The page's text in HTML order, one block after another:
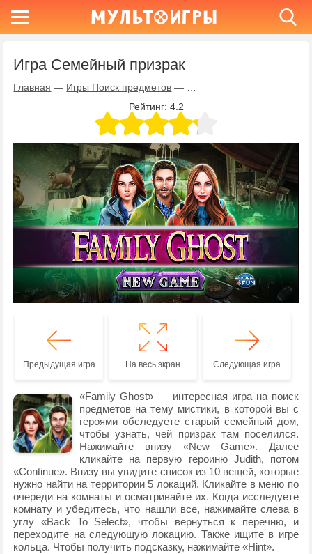
Игра Семейный призрак
Главная — Игры Поиск предметов —
Рейтинг: 4.2
Предыдущая игра На весь экран Следующая игра
«Family Ghost» — интересная игра на поиск
предметов на тему мистики, в которой вы с
героями обследуете старый семейный дом,
чтобы узнать, чей призрак там поселился.
Нажимайте внизу «New Game». Далее
кликайте на первую героиню Judith, потом
«Continue». Внизу вы увидите список из 10 вещей, которые
нужно найти на территории 5 локаций. Кликайте в меню по
очереди на комнаты и осматривайте их. Когда исследуете
комнату и убедитесь, что нашли все, нажимайте слева в
углу «Back To Select», чтобы вернуться к перечню, и
переходите на следующую локацию. Также ищите в игре
кольца. Чтобы получить подсказку, нажимайте «Hint».